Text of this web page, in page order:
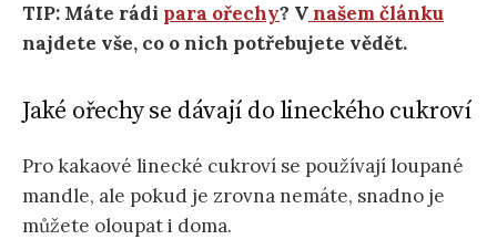
TIP: Máte rádi para ořechy? Vnašem článku
najdete vše, co o nich potřebujete vědět.
Jaké ořechy se dávají do lineckého cukroví
Pro kakaové linecké cukroví se používají loupané
mandle, ale pokud je zrovna nemáte, snadno je
můžete oloupat i doma.